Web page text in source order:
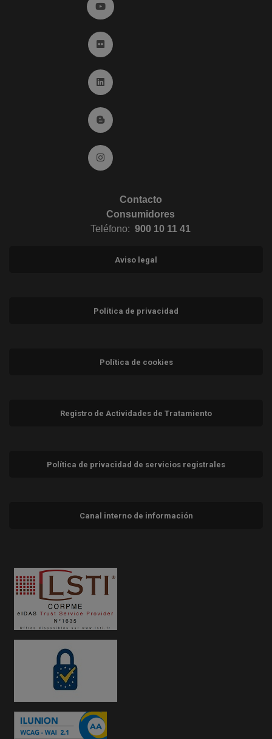
Ir a YouTube (abre en ventana nueva)
Ir a Flickr (abre en ventana nueva)
Ir a Linkedin (abre en ventana nueva)
Ir al Blog (abre en ventana nueva)
Ir a Instagram (abre en ventana nueva)
Contacto
Consumidores
Teléfono: 900 10 11 41
Aviso legal
Política de privacidad
Política de cookies
Registro de Actividades de Tratamiento
Política de privacidad de servicios registrales
Canal interno de información